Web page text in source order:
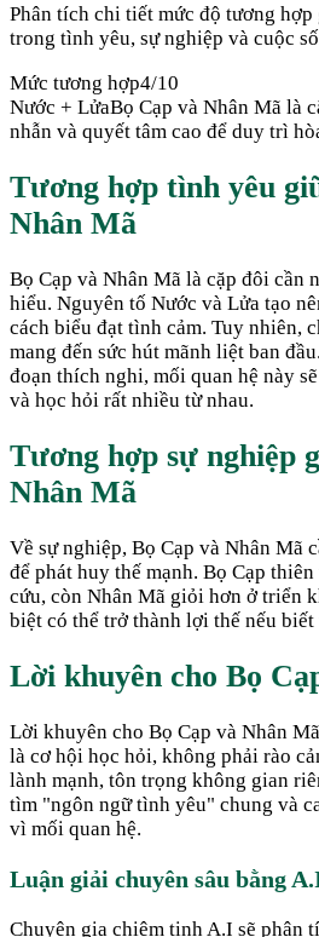
Phân tích chi tiết mức độ tương hợp
trong tình yêu, sự nghiệp và cuộc
Mức tương hợp4/10
Nước + LửaBọ Cạp và Nhân Mã là
nhẫn và quyết tâm cao để duy trì
Tương hợp tình yêu
Nhân Mã
Bọ Cạp và Nhân Mã là cặp đôi cần
hiểu. Nguyên tố Nước và Lửa tạo
cách biểu đạt tình cảm. Tuy nhiên,
mang đến sức hút mãnh liệt ban
đoạn thích nghi, mối quan hệ này
và học hỏi rất nhiều từ nhau.
Tương hợp sự nghiệp
Nhân Mã
Về sự nghiệp, Bọ Cạp và Nhân Mã
để phát huy thế mạnh. Bọ Cạp
cứu, còn Nhân Mã giỏi hơn ở triển
biệt có thể trở thành lợi thế nếu biết
Lời khuyên cho Bọ
Lời khuyên cho Bọ Cạp và Nhân
là cơ hội học hỏi, không phải rào
lành mạnh, tôn trọng không gian
tìm "ngôn ngữ tình yêu" chung và
vì mối quan hệ.
Luận giải chuyên sâu bằng
Chuyên gia chiêm tinh A.I sẽ phân